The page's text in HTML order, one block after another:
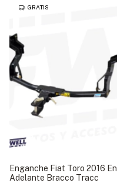
GRATIS
Enganche Fiat Toro 2016 En
Adelante Bracco Tracc